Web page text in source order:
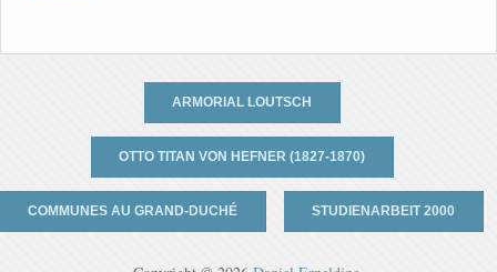
ARMORIAL LOUTSCH
OTTO TITAN VON HEFNER (1827-1870)
COMMUNES AU GRAND-DUCHÉ STUDIENARBEIT 2000